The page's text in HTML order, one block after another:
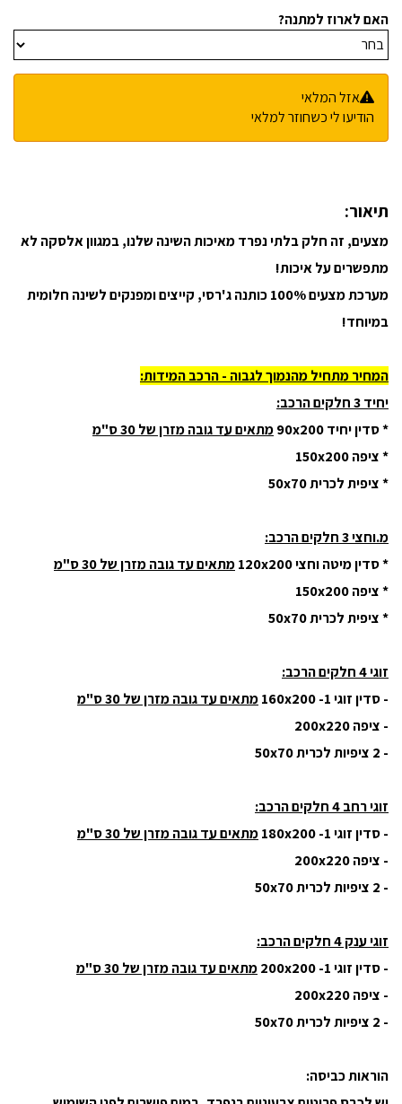
האם לארוז למתנה?
אזל המלאי
הודיעו לי כשחוזר למלאי
תיאור:
מצעים, זה חלק בלתי נפרד מאיכות השינה שלנו, במגוון אלסקה לא
מתפשרים על איכות!
מערכת מצעים 100% כותנה ג'רסי, קייצים ומפנקים לשינה חלומית
במיוחד!
המחיר מתחיל מהנמוך לגבוה - הרכב המידות:
יחיד 3 חלקים הרכב:
* סדין יחיד 90x200
מתאים עד גובה מזרן של 30 ס"מ
* ציפה 150x200
* ציפית לכרית 50x70
מ.וחצי 3 חלקים הרכב:
* סדין מיטה וחצי 120x200
מתאים עד גובה מזרן של 30 ס"מ
* ציפה 150x200
* ציפית לכרית 50x70
זוגי 4 חלקים הרכב:
- סדין זוגי 160x200 -1
מתאים עד גובה מזרן של 30 ס"מ
- ציפה 200x220
- 2 ציפיות לכרית 50x70
זוגי רחב 4 חלקים הרכב:
- סדין זוגי 180x200 -1
מתאים עד גובה מזרן של 30 ס"מ
- ציפה 200x220
- 2 ציפיות לכרית 50x70
זוגי ענק 4 חלקים הרכב:
- סדין זוגי 200x200 -1
מתאים עד גובה מזרן של 30 ס"מ
- ציפה 200x220
- 2 ציפיות לכרית 50x70
הוראות כביסה: